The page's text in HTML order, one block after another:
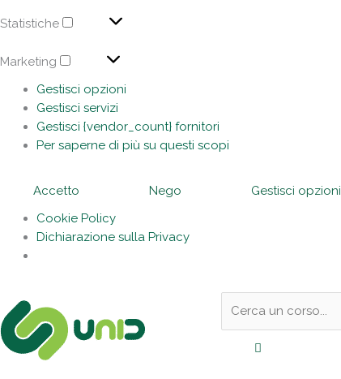
Statistiche
Marketing
Gestisci opzioni
Gestisci servizi
Gestisci {vendor_count} fornitori
Per saperne di più su questi scopi
Accetto Nego Gestisci opzioni
Cookie Policy
Dichiarazione sulla Privacy
l'header